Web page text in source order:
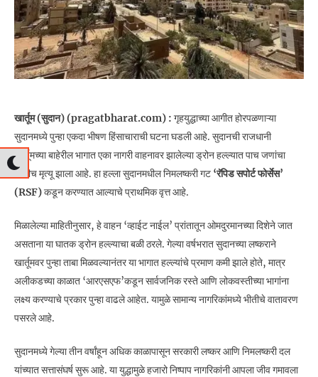
खार्तूम (सुदान) (pragatbharat.com) : गृहयुद्धाच्या आगीत होरपळणाऱ्या
सुदानमध्ये पुन्हा एकदा भीषण हिंसाचाराची घटना घडली आहे. सुदानची राजधानी
खार्तूमच्या बाहेरील भागात एका नागरी वाहनावर झालेल्या ड्रोन हल्ल्यात पाच जणांचा
जागीच मृत्यू झाला आहे. हा हल्ला सुदानमधील निमलष्करी गट ‘रॅपिड सपोर्ट फोर्सेस’
(RSF)कडून करण्यात आल्याचे प्राथमिक वृत्त आहे.
मिळालेल्या माहितीनुसार, हे वाहन ‘व्हाईट नाईल’ प्रांतातून ओमदुरमानच्या दिशेने जात
असताना या घातक ड्रोन हल्ल्याचा बळी ठरले. गेल्या वर्षभरात सुदानच्या लष्कराने
खार्तूमवर पुन्हा ताबा मिळवल्यानंतर या भागात हल्ल्यांचे प्रमाण कमी झाले होते, मात्र
अलीकडच्या काळात ‘आरएसएफ’कडून सार्वजनिक रस्ते आणि लोकवस्तीच्या भागांना
लक्ष्य करण्याचे प्रकार पुन्हा वाढले आहेत. यामुळे सामान्य नागरिकांमध्ये भीतीचे वातावरण
पसरले आहे.
सुदानमध्ये गेल्या तीन वर्षांहून अधिक काळापासून सरकारी लष्कर आणि निमलष्करी दल
यांच्यात सत्तासंघर्ष सुरू आहे. या युद्धामुळे हजारो निष्पाप नागरिकांनी आपला जीव गमावला